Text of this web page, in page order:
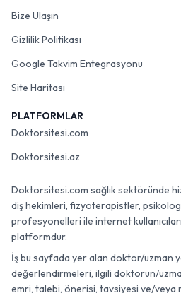
Bize Ulaşın
Gizlilik Politikası
Google Takvim Entegrasyonu
Site Haritası
PLATFORMLAR
Doktorsitesi.com
Doktorsitesi.az
Doktorsitesi.com sağlık sektöründe
diş hekimleri, fizyoterapistler,
profesyonelleri ile internet
platformdur.
İş bu sayfada yer alan doktor/uzman
değerlendirmeleri, ilgili doktorun/
emri, talebi, önerisi, tavsiyesi ve/veya